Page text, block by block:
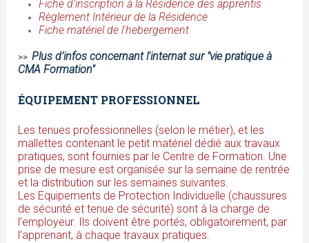
Fiche d’inscription à la Résidence des apprentis
Règlement Intérieur de la Résidence
Fiche matériel de l'hebergement
>> Plus d’infos concernant l'internat sur "vie pratique à
CMA Formation"
ÉQUIPEMENT PROFESSIONNEL
Les tenues professionnelles (selon le métier), et les
mallettes contenant le petit matériel dédié aux travaux
pratiques, sont fournies par le Centre de Formation. Une
prise de mesure est organisée sur la semaine de rentrée
et la distribution sur les semaines suivantes.
Les Equipements de Protection Individuelle (chaussures
de sécurité et tenue de sécurité) sont à la charge de
l’employeur. Ils doivent être portés, obligatoirement, par
l’apprenant, à chaque travaux pratiques.